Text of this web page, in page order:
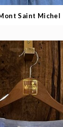
Saint Michel